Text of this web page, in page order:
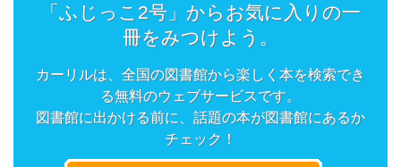
「ふじっこ2号」からお気に入りの一
冊をみつけよう。
カーリルは、全国の図書館から楽しく本を検索でき
る無料のウェブサービスです。
図書館に出かける前に、話題の本が図書館にあるか
チェック！